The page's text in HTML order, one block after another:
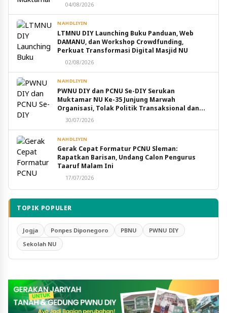
04/08/2026
NAHDLIYIN
LTMNU DIY Launching Buku Panduan, Web
DAMANU, dan Workshop Crowdfunding,
Perkuat Transformasi Digital Masjid NU
02/08/2026
NAHDLIYIN
PWNU DIY dan PCNU Se-DIY Serukan
Muktamar NU Ke-35 Junjung Marwah
Organisasi, Tolak Politik Transaksional dan
Intervensi Eksternal
30/07/2026
NAHDLIYIN
Gerak Cepat Formatur PCNU Sleman:
Rapatkan Barisan, Undang Calon Pengurus
Taaruf Malam Ini
17/07/2026
TOPIK POPULER
Jogja Ponpes Diponegoro PBNU
PWNU DIY
Sekolah NU